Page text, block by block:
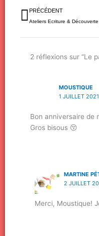
Précédent
PRÉCÉDENT
2 réflexions sur “Le
MOUSTIQUE
1 JUILLET
Bon anniversaire de
Gros bisous 😚
MARTINE
2 JUILLET
Merci, Moustique!